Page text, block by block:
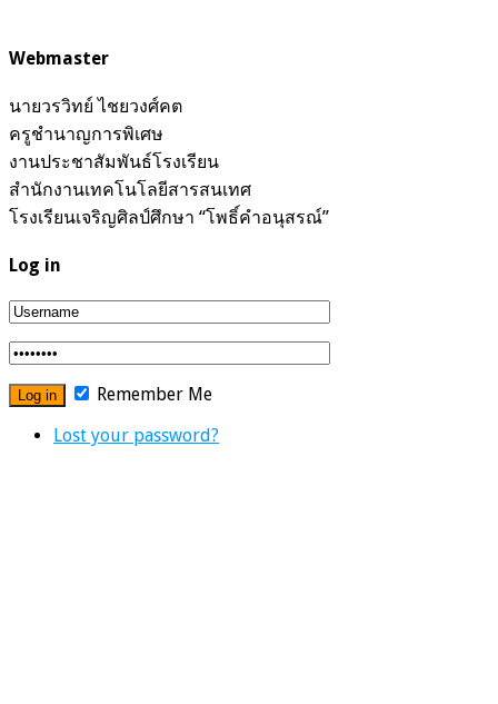
Webmaster
นายวรวิทย์ ไชยวงศ์คต
ครูชำนาญการพิเศษ
งานประชาสัมพันธ์โรงเรียน
สำนักงานเทคโนโลยีสารสนเทศ
โรงเรียนเจริญศิลป์ศึกษา “โพธิ์คำอนุสรณ์”
Log in
Remember Me
Lost your password?